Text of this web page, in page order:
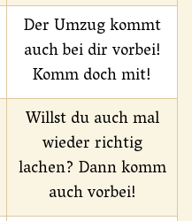
Der Umzug kommt
auch bei dir vorbei!
Komm doch mit!
Willst du auch mal
wieder richtig
lachen? Dann komm
auch vorbei!